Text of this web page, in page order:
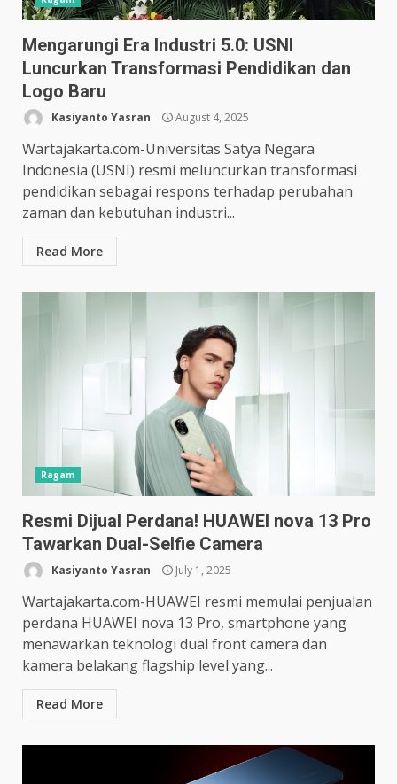
Mengarungi Era Industri 5.0: USNI
Luncurkan Transformasi Pendidikan dan
Logo Baru
Kasiyanto Yasran August 4, 2025
Wartajakarta.com-Universitas Satya Negara
Indonesia (USNI) resmi meluncurkan transformasi
pendidikan sebagai respons terhadap perubahan
zaman dan kebutuhan industri...
Read More
Ragam
Resmi Dijual Perdana! HUAWEI nova 13 Pro
Tawarkan Dual-Selfie Camera
Kasiyanto Yasran July 1, 2025
Wartajakarta.com-HUAWEI resmi memulai penjualan
perdana HUAWEI nova 13 Pro, smartphone yang
menawarkan teknologi dual front camera dan
kamera belakang flagship level yang...
Read More